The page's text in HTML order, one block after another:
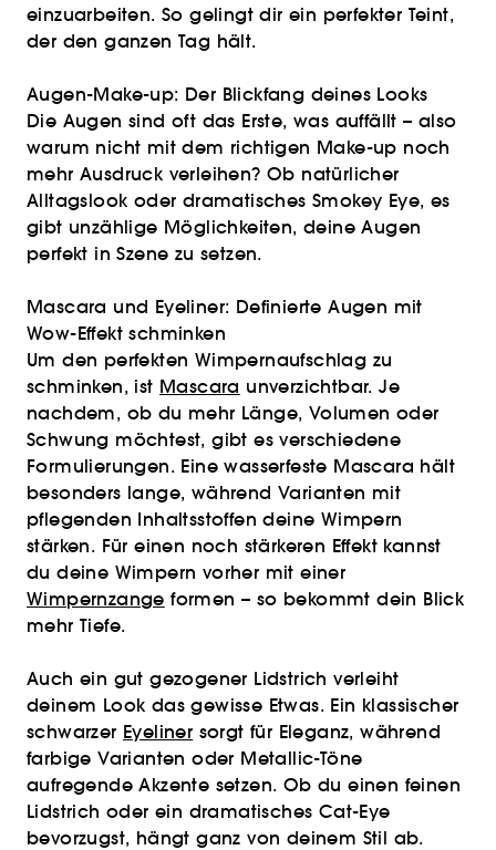
einzuarbeiten. So gelingt dir ein perfekter Teint,
der den ganzen Tag hält.
Augen-Make-up: Der Blickfang deines Looks
Die Augen sind oft das Erste, was auffällt – also
warum nicht mit dem richtigen Make-up noch
mehr Ausdruck verleihen? Ob natürlicher
Alltagslook oder dramatisches Smokey Eye, es
gibt unzählige Möglichkeiten, deine Augen
perfekt in Szene zu setzen.
Mascara und Eyeliner: Definierte Augen mit
Wow-Effekt schminken
Um den perfekten Wimpernaufschlag zu
schminken, ist Mascara unverzichtbar. Je
nachdem, ob du mehr Länge, Volumen oder
Schwung möchtest, gibt es verschiedene
Formulierungen. Eine wasserfeste Mascara hält
besonders lange, während Varianten mit
pflegenden Inhaltsstoffen deine Wimpern
stärken. Für einen noch stärkeren Effekt kannst
du deine Wimpern vorher mit einer
Wimpernzange formen – so bekommt dein Blick
mehr Tiefe.
Auch ein gut gezogener Lidstrich verleiht
deinem Look das gewisse Etwas. Ein klassischer
schwarzer Eyeliner sorgt für Eleganz, während
farbige Varianten oder Metallic-Töne
aufregende Akzente setzen. Ob du einen feinen
Lidstrich oder ein dramatisches Cat-Eye
bevorzugst, hängt ganz von deinem Stil ab.